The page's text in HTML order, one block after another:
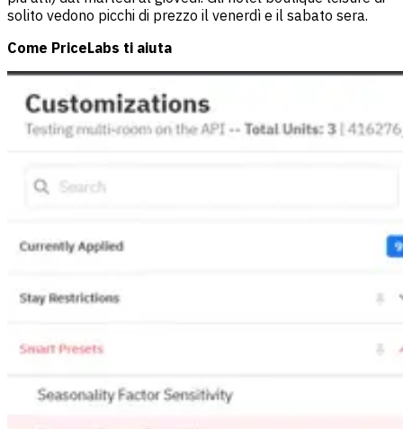
solito vedono picchi di prezzo il venerdì e il sabato sera.
Come PriceLabs ti aiuta